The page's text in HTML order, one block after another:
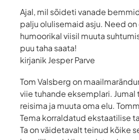
Ajal, mil sõideti vanade
palju olulisemaid asju. Need
humoorikal viisil muuta
puu taha saata!
kirjanik Jesper Parve
Tom Valsberg on
viie tuhande eksemplari.
reisima ja muuta oma elu.
Tema korraldatud ekstaatilise
Ta on väidetavalt teinud kõike